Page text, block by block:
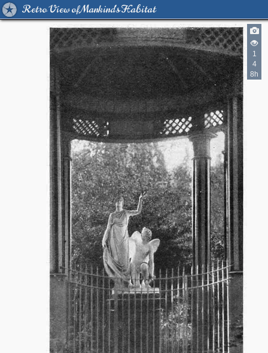
Retro View of Mankind's Habitat
1
4
8h